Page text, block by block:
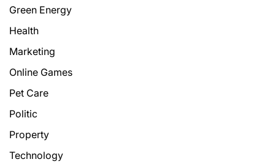
Green Energy
Health
Marketing
Online Games
Pet Care
Politic
Property
Technology